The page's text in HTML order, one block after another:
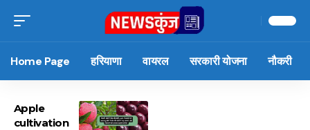
Home Page हरियाणा वायरल सरकारी योजना नौकरी
Apple
cultivation